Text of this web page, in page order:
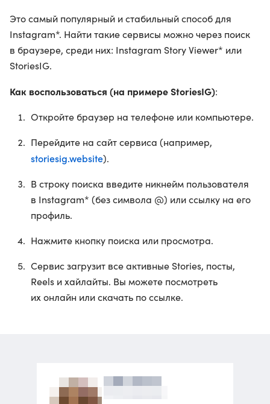
Это самый популярный и стабильный способ для
Instagram*. Найти такие сервисы можно через поиск
в браузере, среди них: Instagram Story Viewer* или
StoriesIG.
Как воспользоваться (на примере StoriesIG):
Откройте браузер на телефоне или компьютере.
Перейдите на сайт сервиса (например,
storiesig.website).
В строку поиска введите никнейм пользователя
в Instagram* (без символа @) или ссылку на его
профиль.
Нажмите кнопку поиска или просмотра.
Сервис загрузит все активные Stories, посты,
Reels и хайлайты. Вы можете посмотреть
их онлайн или скачать по ссылке.